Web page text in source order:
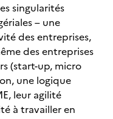
singularités
– une
des entreprises,
des entreprises
(start-up, micro
une logique
leur agilité
à travailler en